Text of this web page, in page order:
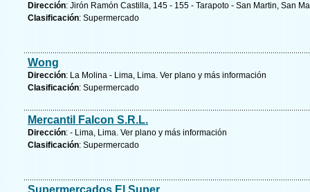
Dirección: Jirón Ramón Castilla, 145 - 155 - Tarapoto - San Martin, San
Clasificación: Supermercado
Wong
Dirección: La Molina - Lima, Lima. Ver plano y más información
Clasificación: Supermercado
Mercantil Falcon S.R.L.
Dirección: - Lima, Lima. Ver plano y más información
Clasificación: Supermercado
Supermercados El Super